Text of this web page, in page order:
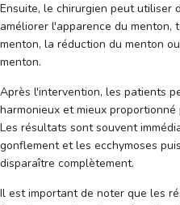
Ensuite, le chirurgien peut utiliser
améliorer l'apparence du menton,
menton, la réduction du menton
menton.
Après l'intervention, les patients
harmonieux et mieux
Les résultats sont souvent
gonflement et les ecchymoses
disparaître complètement.
Il est important de noter que les